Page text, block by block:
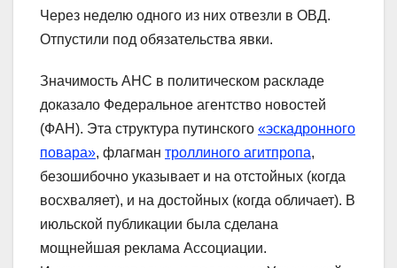
Через неделю одного из них отвезли в ОВД.
Отпустили под обязательства явки.
Значимость АНС в политическом раскладе
доказало Федеральное агентство новостей
(ФАН). Эта структура путинского «эскадронного
повара», флагман троллиного агитпропа,
безошибочно указывает и на отстойных (когда
восхваляет), и на достойных (когда обличает). В
июльской публикации была сделана
мощнейшая реклама Ассоциации.